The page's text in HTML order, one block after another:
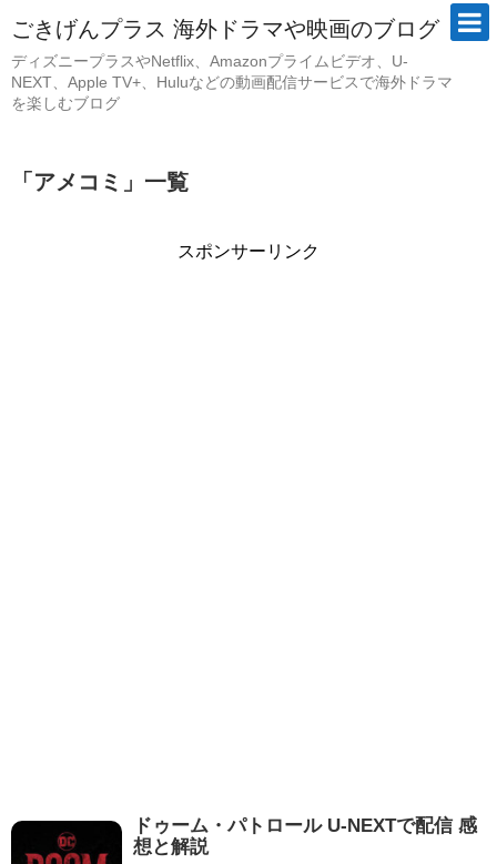
ごきげんプラス 海外ドラマや映画のブログ
ディズニープラスやNetflix、Amazonプライムビデオ、U-
NEXT、Apple TV+、Huluなどの動画配信サービスで海外ドラマ
を楽しむブログ
「 アメコミ 」 一覧
スポンサーリンク
ドゥーム・パトロール U-NEXTで配信 感
想と解説